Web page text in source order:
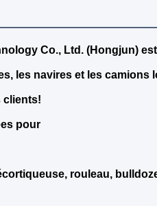
Co., Ltd. (Hongjun)
les navires et les
clients!
pour
rouleau,